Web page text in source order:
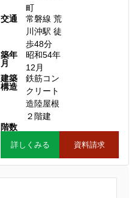
町
交通
常磐線 荒
川沖駅 徒
歩48分
築年
月
昭和54年
12月
建築
構造
鉄筋コン
クリート
造陸屋根
２階建
階数
詳しくみる 資料請求